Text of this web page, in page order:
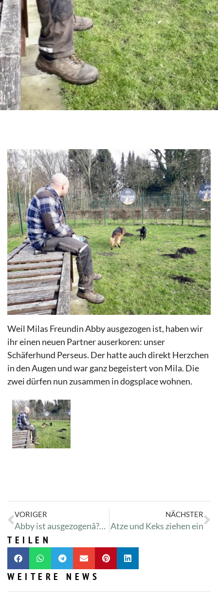
Weil Milas Freundin Abby ausgezogen ist, haben wir
ihr einen neuen Partner auserkoren: unser
Schäferhund Perseus. Der hatte auch direkt Herzchen
in den Augen und war ganz begeistert von Mila. Die
zwei dürfen nun zusammen in dogsplace wohnen.
VORIGER
Abby ist ausgezogenâ?¤ï¸?
NÄCHSTER
Atze und Keks ziehen ein
TEILEN
WEITERE NEWS